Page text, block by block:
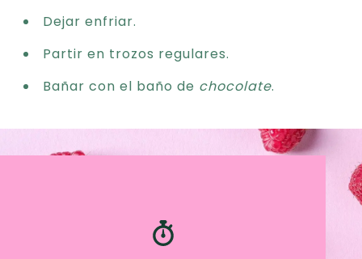
Dejar enfriar.
Partir en trozos regulares.
Bañar con el baño de chocolate.